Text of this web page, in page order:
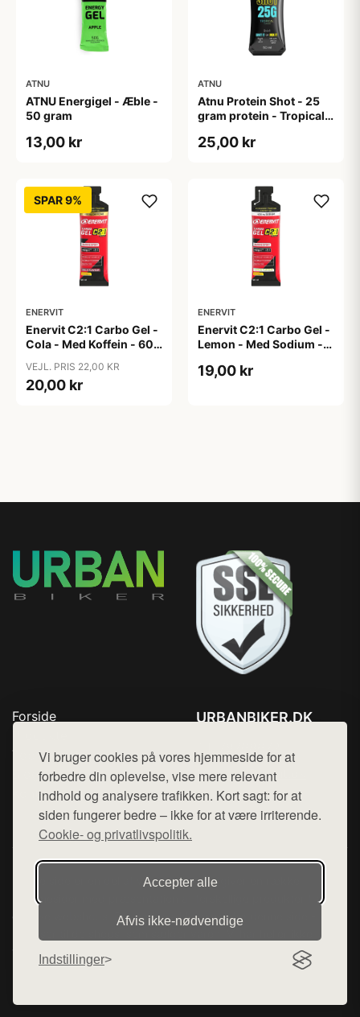
Vi bruger cookies på vores hjemmeside for at
forbedre din oplevelse, vise mere relevant
indhold og analysere trafikken. Kort sagt: for at
siden fungerer bedre – ikke for at være irriterende.
Cookie- og privatlivspolitik.
Accepter alle
Afvis ikke‑nødvendige
Indstillinger
ATNU
ATNU Energigel - Æble -
50 gram
13,00 kr
ATNU
Atnu Protein Shot - 25
gram protein - Tropical
25,00 kr
SPAR 9%
ENERVIT
Enervit C2:1 Carbo Gel -
Cola - Med Koffein - 60
VEJL. PRIS 22,00 KR
20,00 kr
ENERVIT
Enervit C2:1 Carbo Gel -
Lemon - Med Sodium -
19,00 kr
Forside
Top Rabatter
Blog
Kontakt
URBANBIKER.DK
Mail: hej@want.dk
Cookie- og privatlivspolitik
Denne side er en del af want.dk, der udgiver en række
hjemmesider med præsentation af forskellige produkter fra
diverse webshops. Der sælges ikke varer fra denne side - vi
varerne på lager.